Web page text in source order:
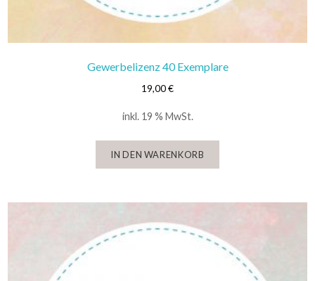
Gewerbelizenz 40 Exemplare
19,00€
inkl. 19 % MwSt.
IN DEN WARENKORB